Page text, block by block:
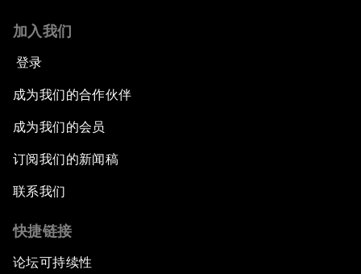
加入我们
登录
成为我们的合作伙伴
成为我们的会员
订阅我们的新闻稿
联系我们
快捷链接
论坛可持续性